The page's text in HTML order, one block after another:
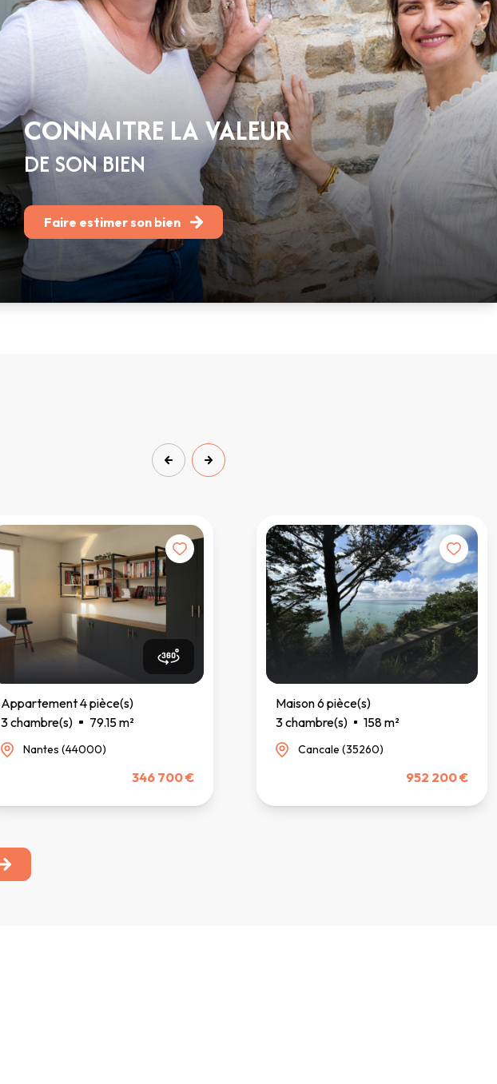
CONNAITRE LA VALEUR
DE SON BIEN
Faire estimer son bien
Appartement 4 pièce(s)
3 chambre(s)
79.15 m²
Nantes (44000)
346 700 €
Maison 6 pièce(s)
3 chambre(s)
158 m²
Cancale (35260)
952 200 €